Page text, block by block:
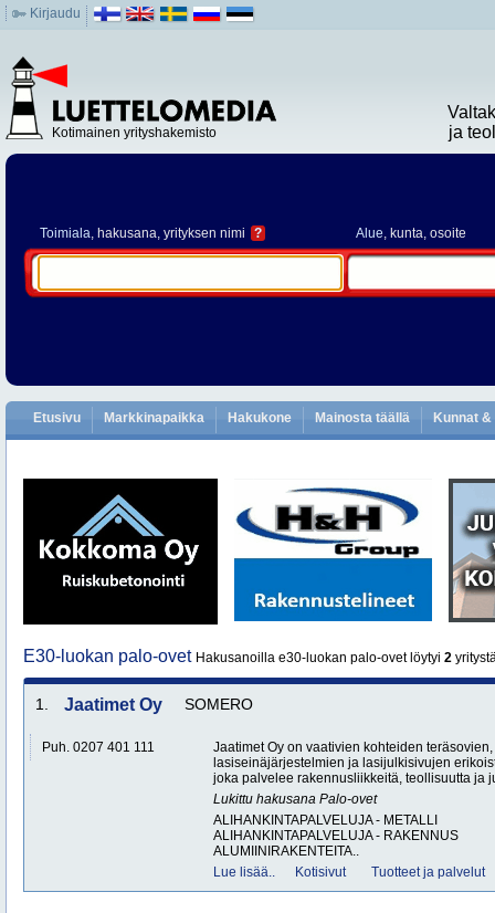
Kirjaudu
Kotimainen yrityshakemisto
ja
Toimiala, hakusana, yrityksen nimi ? Alue, kunta, osoite
Etusivu Markkinapaikka Hakukone Mainosta täällä Kunnat
E30-luokan palo-ovet Hakusanoilla e30-luokan palo-ovet löytyi 2
1. Jaatimet Oy SOMERO
Puh. 0207 401 111
Jaatimet Oy on vaativien kohteiden
lasiseinäjärjestelmien ja lasijulkisivujen
joka palvelee rakennusliikkeitä, teollisuutta ja
Lukittu hakusana Palo-ovet
ALIHANKINTAPALVELUJA - METALLI
ALIHANKINTAPALVELUJA - RAKENNUS
ALUMIINIRAKENTEITA..
Lue lisää..
Kotisivut Tuotteet ja palvelut